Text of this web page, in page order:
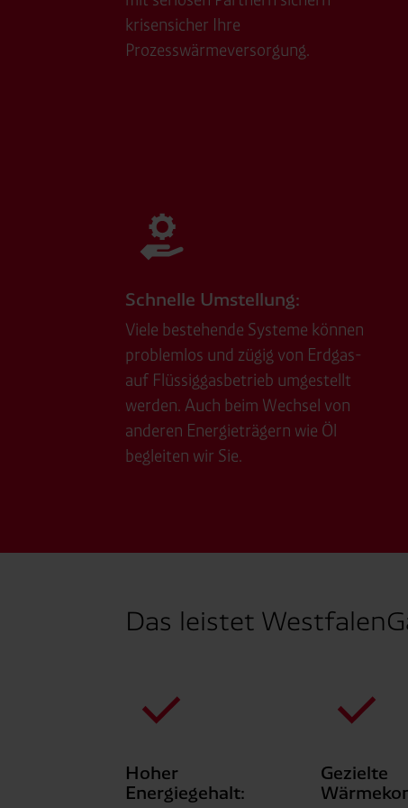
angemessenes
Standardvertragsklauseln).
Cookies
400 Tage, sofern nicht
krisensicher Ihre
Prozesswärmeversorgung.
Schnelle Umstellung:
Viele bestehende Systeme können
problemlos und zügig von Erdgas-
auf Flüssiggasbetrieb umgestellt
werden. Auch beim Wechsel von
anderen Energieträgern wie Öl
begleiten wir Sie.
Das leistet
Hoher
Energiegehalt:
Gezielte